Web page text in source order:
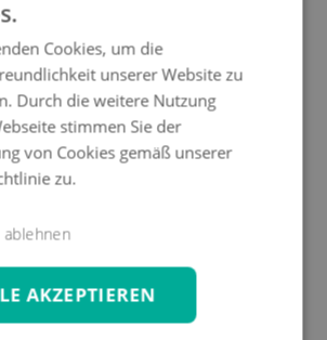
IHNEN AUCH
GEFALLEN
Cookies, um die
unserer Website zu
Durch die weitere Nutzung
stimmen Sie der
von Cookies gemäß unserer
zu.
AKZEPTIEREN
ablehnen